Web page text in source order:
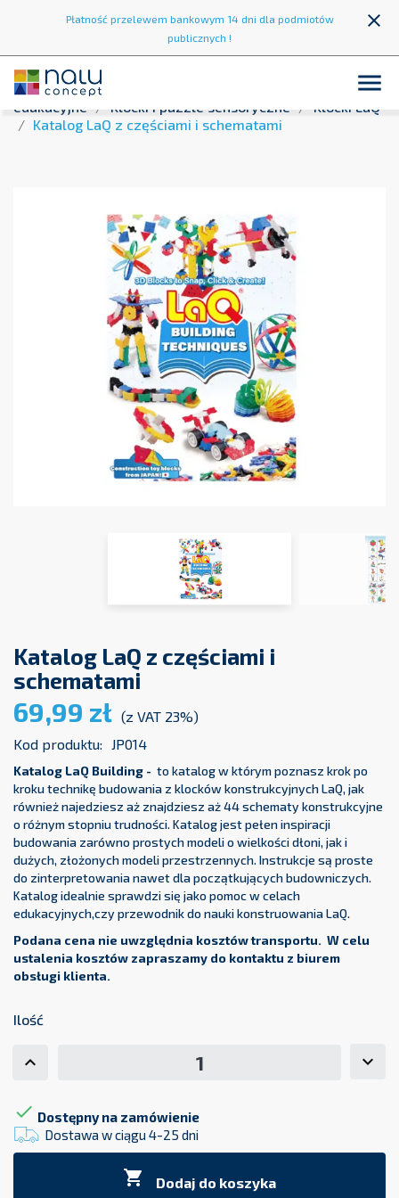
Płatność przelewem bankowym 14 dni dla podmiotów
publicznych !
close

Strona główna
Zabawki
edukacyjne
Klocki i puzzle sensoryczne
Klocki LaQ
Katalog LaQ z częściami i schematami
Katalog LaQ z częściami i
schematami
69,99 zł (z VAT 23%)
Kod produktu:
JP014
Katalog LaQ Building - to katalog w którym poznasz krok po
kroku technikę budowania z klocków konstrukcyjnych LaQ, jak
również najedziesz aż znajdziesz aż 44 schematy konstrukcyjne
o różnym stopniu trudności. Katalog jest pełen inspiracji
budowania zarówno prostych modeli o wielkości dłoni, jak i
dużych, złożonych modeli przestrzennych. Instrukcje są proste
do zinterpretowania nawet dla początkujących budowniczych.
Katalog idealnie sprawdzi się jako pomoc w celach
edukacyjnych,czy przewodnik do nauki konstruowania LaQ.
Podana cena nie uwzględnia kosztów transportu. W celu
ustalenia kosztów zapraszamy do kontaktu z biurem
obsługi klienta.
Ilość
 Dostępny na zamówienie
Dostawa w ciągu 4-25 dni
 Dodaj do koszyka